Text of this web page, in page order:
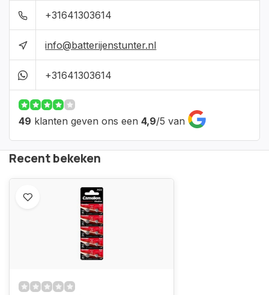
+31641303614
info@batterijenstunter.nl
+31641303614
49 klanten geven ons een 4,9/5 van
Recent bekeken